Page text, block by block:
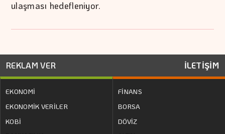
ulaşması hedefleniyor.
REKLAM VER İLETİŞİM
EKONOMİ
EKONOMİK VERİLER
KOBİ
FİNANS
BORSA
DÖVİZ